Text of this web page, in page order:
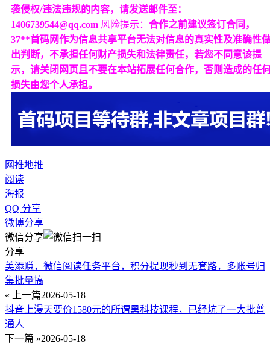
袭侵权/违法违规的内容，请发送邮件至：
1406739544@qq.com 风险提示： 合作之前建议签订合同，
37**首码网作为信息共享平台无法对信息的真实性及准确性
出判断，不承担任何财产损失和法律责任，若您不同意该提
示，请关闭网页且不要在本站拓展任何合作，否则造成的任
损失由您个人承担。
网推地推
阅读
海报
QQ 分享
微博分享
微信分享
分享
美添赚，微信阅读任务平台，积分提现秒到无套路，多账号归
集批量搞
« 上一篇2026-05-18
抖音上漫天要价1580元的所谓黑科技课程，已经坑了一大批普
通人
下一篇 »2026-05-18